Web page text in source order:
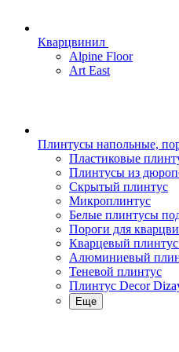
Кварцвинил
Alpine Floor
Art East
Плинтусы напольные,
Пластиковые
Плинтусы из
Скрытый плинтус
Микроплинтус
Белые плинтусы
Пороги для
Кварцевый
Алюминиевый
Теневой плинтус
Плинтус Decor
Еще